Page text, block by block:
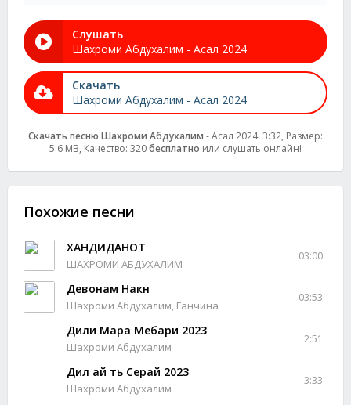
Слушать
Шахроми Абдухалим - Асал 2024
Скачать
Шахроми Абдухалим - Асал 2024
Скачать песню Шахроми Абдухалим - Асал 2024: 3:32, Размер:
5.6 MB, Качество: 320бесплатно или слушать онлайн!
Похожие песни
ХАНДИДАНОТ
ШАХРОМИ АБДУХАЛИМ
03:00
Девонам Накн
Шахроми Абдухалим, Ганчина
03:53
Дили Мара Мебари 2023
Шахроми Абдухалим
2:51
Дил ай ть Серай 2023
Шахроми Абдухалим
3:33